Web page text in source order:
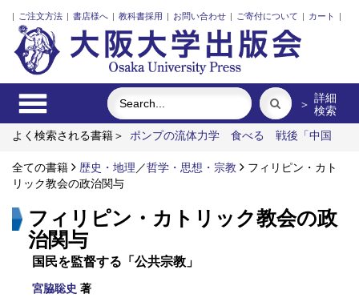
| ご注文方法 | 書店様へ | 教科書採用 | お問い合わせ | ご寄付について | カート |
＞ 詳細
検索
よく検索される書籍＞
ポンプの流体力学 食べる
戦後「中国
言語シリーズ17 アラビア語 別冊
田中敦子と具体美術協会
大
阪大学とともに歩んで
全ての書籍 歴史・地理 ／哲学・思想・宗教
フィリピン・カト
リック教会の政治関与
フィリピン・カトリック教会の政
治関与
国民を監督する「公共宗教」
宮脇聡史 著